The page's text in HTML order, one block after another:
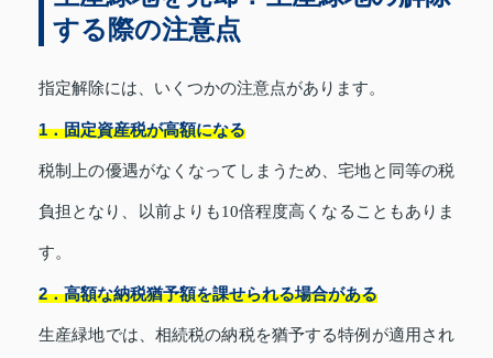
する際の注意点
指定解除には、いくつかの注意点があります。
1．固定資産税が高額になる
税制上の優遇がなくなってしまうため、宅地と同等の税
負担となり、以前よりも10倍程度高くなることもありま
す。
2．高額な納税猶予額を課せられる場合がある
生産緑地では、相続税の納税を猶予する特例が適用され